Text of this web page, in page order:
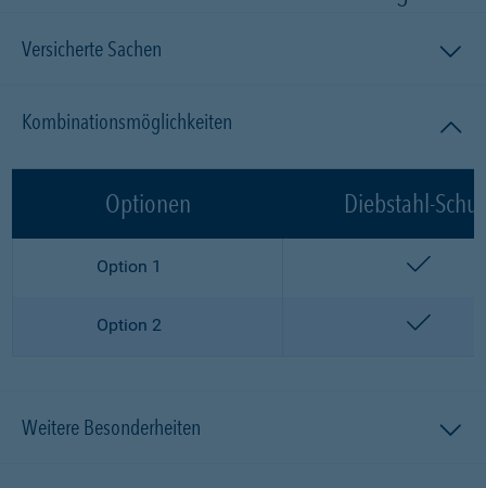
Versicherte Sachen
Kombinationsmöglichkeiten
Optionen Diebstahl-
Option 1
Option 2
Weitere Besonderheiten